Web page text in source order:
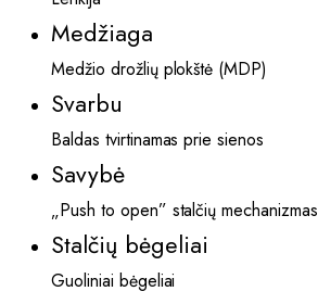
Medžiaga
Medžio drožlių plokštė (MDP)
Svarbu
Baldas tvirtinamas prie sienos
Savybė
„Push to open” stalčių mechanizmas
Stalčių bėgeliai
Guoliniai bėgeliai